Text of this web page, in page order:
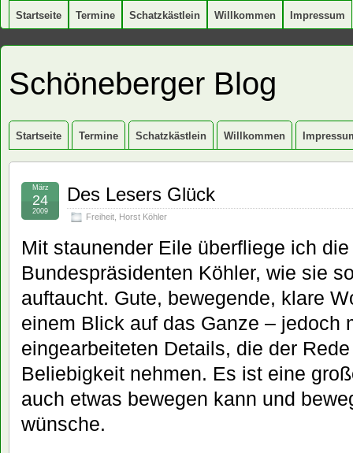
Startseite Termine Schatzkästlein Willkommen Impressum
Schöneberger Blog
Startseite Termine Schatzkästlein Willkommen
Des Lesers Glück
Freiheit Horst Köhler
März
24
2009
Mit staunender Eile überfliege ich
Bundespräsidenten Köhler, wie sie
auftaucht. Gute, bewegende, klare
einem Blick auf das Ganze – jedoch
eingearbeiteten Details, die der
Beliebigkeit nehmen. Es ist eine
auch etwas bewegen kann und
wünsche.